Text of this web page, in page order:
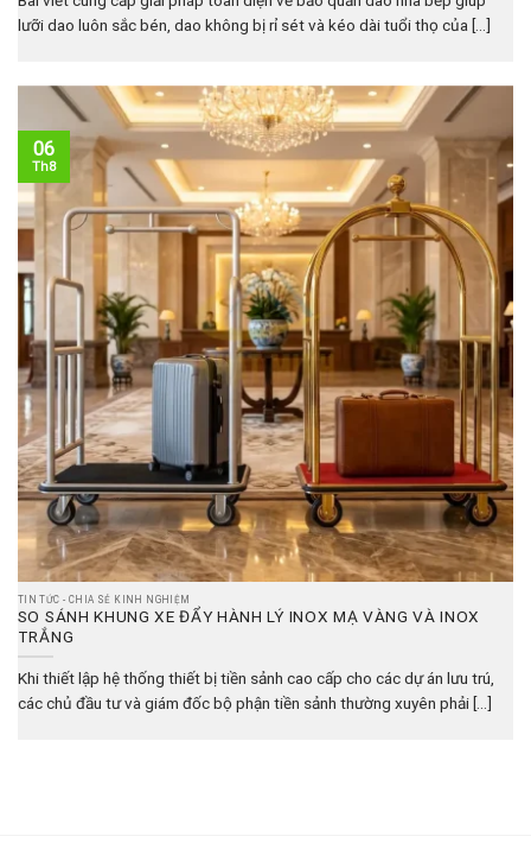
lưỡi dao luôn sắc bén, dao không bị rỉ sét và kéo dài tuổi thọ của [...]
TIN TỨC - CHIA SẺ KINH NGHIỆM
SO SÁNH KHUNG XE ĐẨY HÀNH LÝ INOX MẠ VÀNG VÀ INOX
TRẮNG
Khi thiết lập hệ thống thiết bị tiền sảnh cao cấp cho các dự án lưu trú,
các chủ đầu tư và giám đốc bộ phận tiền sảnh thường xuyên phải [...]
06
Th8